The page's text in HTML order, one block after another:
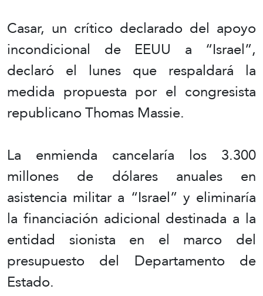
Casar, un crítico declarado del apoyo
incondicional de EEUU a “Israel”,
declaró el lunes que respaldará la
medida propuesta por el congresista
republicano Thomas Massie.
La enmienda cancelaría los 3.300
millones de dólares anuales en
asistencia militar a “Israel” y eliminaría
la financiación adicional destinada a la
entidad sionista en el marco del
presupuesto del Departamento de
Estado.